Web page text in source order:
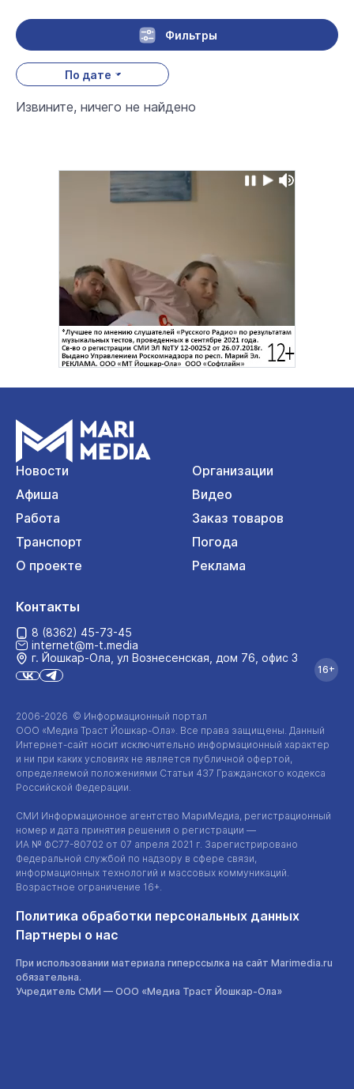
Фильтры
По дате
Извините, ничего не найдено
Новости
Организации
Афиша
Видео
Работа
Заказ товаров
Транспорт
Погода
О проекте
Реклама
2006-2026 © Информационный портал
ООО «Медиа Траст Йошкар-Ола». Все права защищены. Данный
Интернет-сайт носит исключительно информационный характер
и ни при каких условиях не является публичной офертой,
определяемой положениями Статьи 437 Гражданского кодекса
Российской Федерации.
СМИ Информационное агентство МариМедиа, регистрационный
номер и дата принятия решения о регистрации —
ИА № ФС77-80702 от 07 апреля 2021 г. Зарегистрировано
Федеральной службой по надзору в сфере связи,
информационных технологий и массовых коммуникаций.
Возрастное ограничение 16+.
Политика обработки персональных данных
Партнеры о нас
При использовании материала гиперссылка на сайт Marimedia.ru
обязательна.
Учредитель СМИ — ООО «Медиа Траст Йошкар-Ола»
Контакты
8 (8362) 45-73-45
internet@m-t.media
г. Йошкар‑Ола, ул Вознесенская, дом 76, офис 3
16+